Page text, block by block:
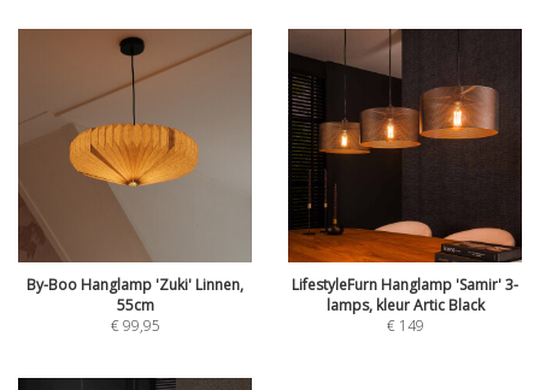
By-Boo Hanglamp 'Zuki' Linnen,
55cm
€99,95
LifestyleFurn Hanglamp 'Samir' 3-
lamps, kleur Artic Black
€ 149